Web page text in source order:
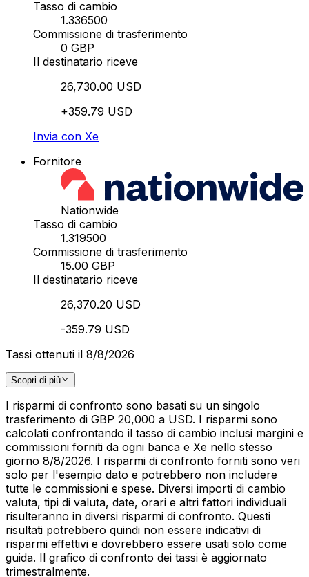
Tasso di cambio
1.336500
Commissione di trasferimento
0 GBP
Il destinatario riceve
26,730.00 USD
+359.79 USD
Invia con Xe
Fornitore
Nationwide
Tasso di cambio
1.319500
Commissione di trasferimento
15.00 GBP
Il destinatario riceve
26,370.20 USD
-359.79 USD
Tassi ottenuti il 8/8/2026
Scopri di più
I risparmi di confronto sono basati su un singolo
trasferimento di GBP 20,000 a USD. I risparmi sono
calcolati confrontando il tasso di cambio inclusi margini e
commissioni forniti da ogni banca e Xe nello stesso
giorno 8/8/2026. I risparmi di confronto forniti sono veri
solo per l'esempio dato e potrebbero non includere
tutte le commissioni e spese. Diversi importi di cambio
valuta, tipi di valuta, date, orari e altri fattori individuali
risulteranno in diversi risparmi di confronto. Questi
risultati potrebbero quindi non essere indicativi di
risparmi effettivi e dovrebbero essere usati solo come
guida. Il grafico di confronto dei tassi è aggiornato
trimestralmente.